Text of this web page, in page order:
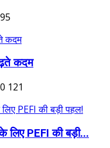
95
कदम
0 121
लिए PEFI की बड़ी...